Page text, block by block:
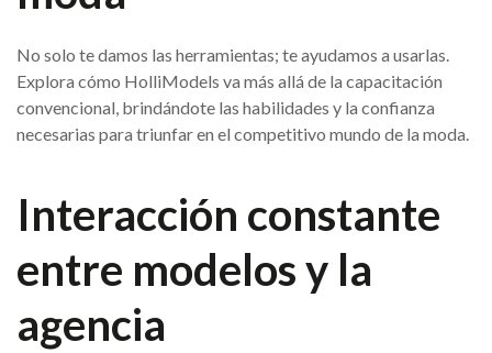
No solo te damos las herramientas; te ayudamos a usarlas.
Explora cómo HolliModels va más allá de la capacitación
convencional, brindándote las habilidades y la confianza
necesarias para triunfar en el competitivo mundo de la moda.
Interacción constante
entre modelos y la
agencia